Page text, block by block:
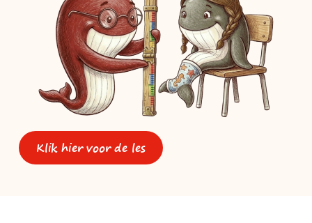
Klik hier voor de les